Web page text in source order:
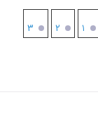
۱ ۲ ۳